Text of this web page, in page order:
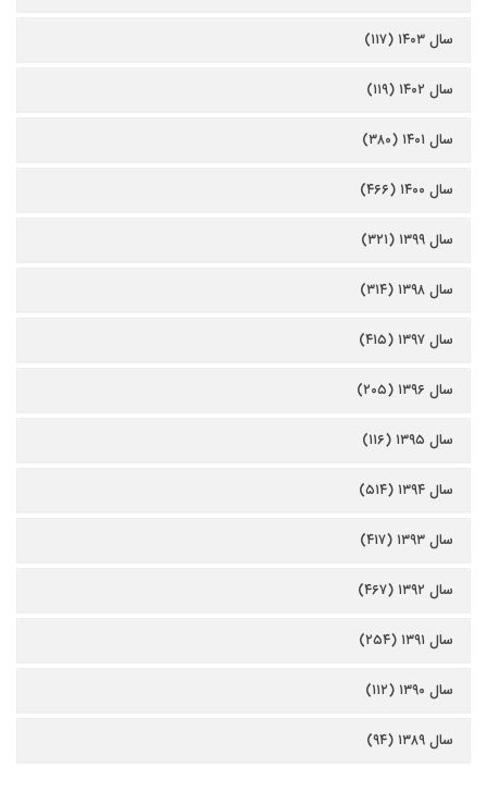
سال ۱۴۰۳ (۱۱۷)
سال ۱۴۰۲ (۱۱۹)
سال ۱۴۰۱ (۳۸۰)
سال ۱۴۰۰ (۴۶۶)
سال ۱۳۹۹ (۳۲۱)
سال ۱۳۹۸ (۳۱۴)
سال ۱۳۹۷ (۴۱۵)
سال ۱۳۹۶ (۲۰۵)
سال ۱۳۹۵ (۱۱۶)
سال ۱۳۹۴ (۵۱۴)
سال ۱۳۹۳ (۴۱۷)
سال ۱۳۹۲ (۴۶۷)
سال ۱۳۹۱ (۲۵۴)
سال ۱۳۹۰ (۱۱۲)
سال ۱۳۸۹ (۹۴)